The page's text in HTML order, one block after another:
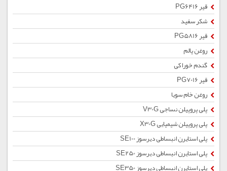
قیر PG6416
شکر سفید
قیر PG5816
روغن پالم
گندم خوراکی
قیر PG7016
روغن خام سویا
پلی پروپیلن نساجی V30G
پلی پروپیلن شیمیایی X30G
پلی استایرن انبساطی دیرسوز SE100
پلی استایرن انبساطی دیرسوز SE250
پلی استایرن انبساطی دیرسوز SE350